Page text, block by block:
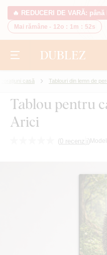
🔥 REDUCERI DE VARĂ: până
Mai rămâne - 12o : 1m : 51s
casă Tablouri din lemn de
Tablou pentru
Arici
(0 recenzii)